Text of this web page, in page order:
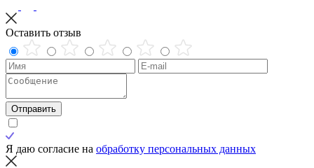
Оставить отзыв
Отправить
Я даю согласие на обработку персональных данных